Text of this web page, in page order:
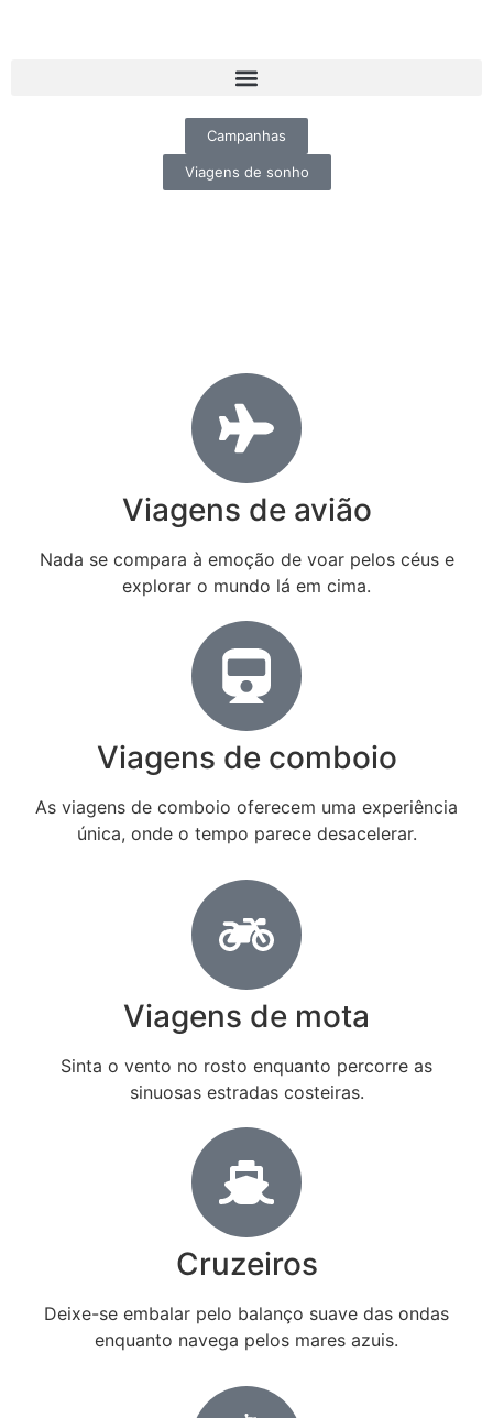
Campanhas
Viagens de sonho
Viagens de avião
Nada se compara à emoção de voar pelos céus e
explorar o mundo lá em cima.
Viagens de comboio
As viagens de comboio oferecem uma experiência
única, onde o tempo parece desacelerar.
Viagens de mota
Sinta o vento no rosto enquanto percorre as
sinuosas estradas costeiras.
Cruzeiros
Deixe-se embalar pelo balanço suave das ondas
enquanto navega pelos mares azuis.